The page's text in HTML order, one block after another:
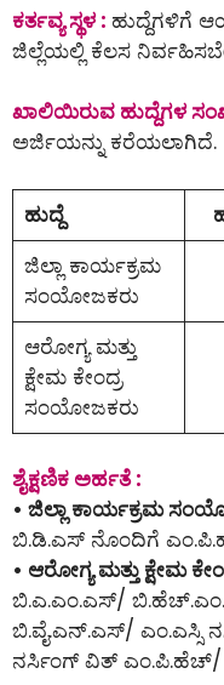
ಕರ್ತವ್ಯ ಸ್ಥಳ : ಹುದ್ದೆಗಳಿಗೆ
ಜಿಲ್ಲೆಯಲ್ಲಿ ಕೆಲಸ
ಖಾಲಿಯಿರುವ ಹುದ್ದೆಗಳ
ಅರ್ಜಿಯನ್ನು ಕರೆಯಲಾಗಿದೆ.
ಹುದ್ದೆ
ಜಿಲ್ಲಾ ಕಾರ್ಯಕ್ರಮ
ಸಂಯೋಜಕರು
ಆರೋಗ್ಯ ಮತ್ತು
ಕ್ಷೇಮ ಕೇಂದ್ರ
ಸಂಯೋಜಕರು
ಶೈಕ್ಷಣಿಕ ಅರ್ಹತೆ :
• ಜಿಲ್ಲಾ ಕಾರ್ಯಕ್ರಮ
ಬಿ.ಡಿ.ಎಸ್ ನೊಂದಿಗೆ
• ಆರೋಗ್ಯ ಮತ್ತು ಕ್ಷೇಮ
ಬಿ.ಎ.ಎಂ.ಎಸ್/
ಬಿ.ವೈ.ಎನ್.ಎಸ್/ ಎಂ.ಎಸ್ಸಿ
ನರ್ಸಿಂಗ್ ವಿತ್ ಎಂ.ಪಿ.ಹೆಚ್/